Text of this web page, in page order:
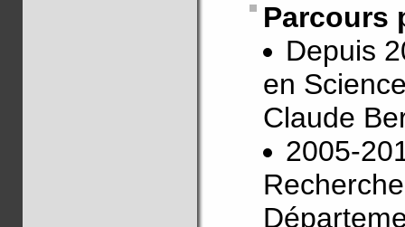
Parcours
Depuis
en
Claude
2005-